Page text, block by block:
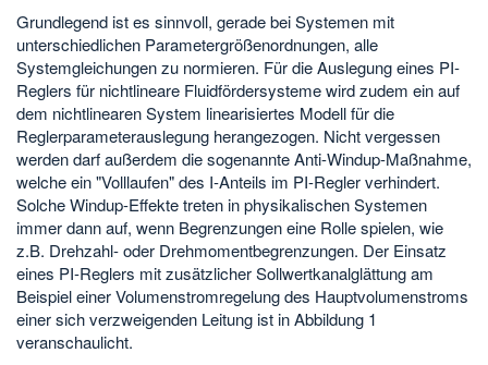
Grundlegend ist es sinnvoll, gerade bei Systemen mit
unterschiedlichen Parametergrößenordnungen, alle
Systemgleichungen zu normieren. Für die Auslegung eines PI-
Reglers für nichtlineare Fluidfördersysteme wird zudem ein auf
dem nichtlinearen System linearisiertes Modell für die
Reglerparameterauslegung herangezogen. Nicht vergessen
werden darf außerdem die sogenannte Anti-Windup-Maßnahme,
welche ein "Volllaufen" des I-Anteils im PI-Regler verhindert.
Solche Windup-Effekte treten in physikalischen Systemen
immer dann auf, wenn Begrenzungen eine Rolle spielen, wie
z.B. Drehzahl- oder Drehmomentbegrenzungen. Der Einsatz
eines PI-Reglers mit zusätzlicher Sollwertkanalglättung am
Beispiel einer Volumenstromregelung des Hauptvolumenstroms
einer sich verzweigenden Leitung ist in Abbildung 1
veranschaulicht.